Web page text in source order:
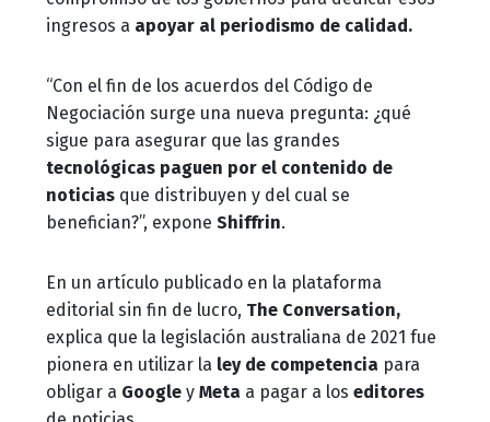
ingresos a apoyar al periodismo de calidad.
“Con el fin de los acuerdos del Código de
Negociación surge una nueva pregunta: ¿qué
sigue para asegurar que las grandes
tecnológicas paguen por el contenido de
noticias que distribuyen y del cual se
benefician?”, expone Shiffrin.
En un artículo publicado en la plataforma
editorial sin fin de lucro, The Conversation,
explica que la legislación australiana de 2021 fue
pionera en utilizar la ley de competencia para
obligar a Google y Meta a pagar a los editores